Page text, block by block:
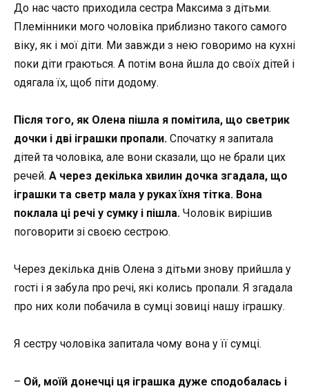
До нас часто приходила сестра Максима з дітьми.
Племінники мого чоловіка приблизно такого самого
віку, як і мої діти. Ми завжди з нею говоримо на кухні
поки діти граються. А потім вона йшла до своїх дітей і
одягала їх, щоб піти додому.
Після того, як Олена пішла я помітила, що светрик
дочки і дві іграшки пропали. Спочатку я запитала
дітей та чоловіка, але вони сказали, що не брали цих
речей. А через декілька хвилин дочка згадала, що
іграшки та светр мала у руках їхня тітка. Вона
поклала ці речі у сумку і пішла. Чоловік вирішив
поговорити зі своєю сестрою.
Через декілька днів Олена з дітьми знову прийшла у
гості і я забула про речі, які колись пропали. Я згадала
про них коли побачила в сумці зовиці нашу іграшку.
Я сестру чоловіка запитала чому вона у її сумці.
– Ой, моїй донечці ця іграшка дуже сподобалась і